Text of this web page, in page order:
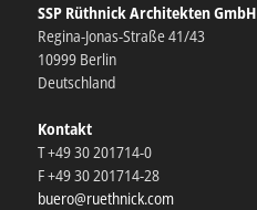
SSP Rüthnick Architekten GmbH
Regina-Jonas-Straße 41/43
10999 Berlin
Deutschland
Kontakt
T +49 30 201714-0
F +49 30 201714-28
buero@ruethnick.com